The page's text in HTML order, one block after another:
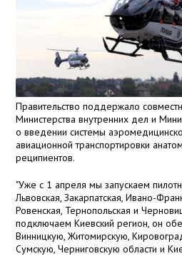
Правительство поддержало
Министерства внутренних дел и
о введении системы
авиационной транспортировки
реципиентов.
"Уже с 1 апреля мы запускаем
Львовская, Закарпатская, Ивано-
Ровенская, Тернопольская и
подключаем Киевский регион, он
Винницкую, Житомирскую,
Сумскую, Черниговскую области и